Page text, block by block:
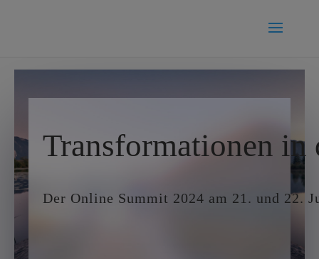
Transformationen in
Der Online Summit 2024 am 21. und 22.